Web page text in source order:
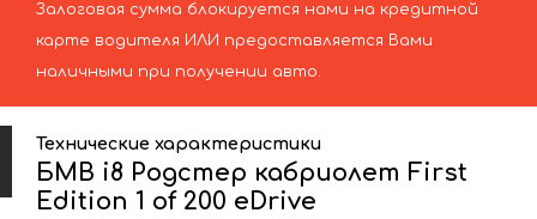
Залоговая сумма блокируется нами на кредитной
карте водителя ИЛИ предоставляется Вами
наличными при получении авто.
Технические характеристики
БМВ i8 Родстер кабриолет First
Edition 1 of 200 eDrive